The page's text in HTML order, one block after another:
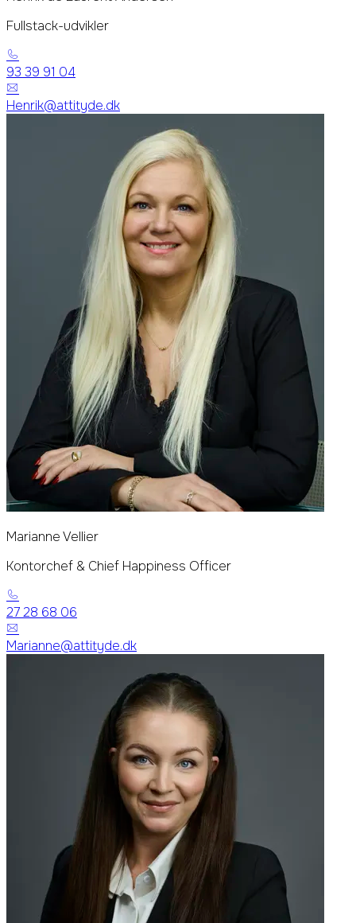
Fullstack-udvikler
93 39 91 04
Henrik@attityde.dk
Marianne Vellier
Kontorchef & Chief Happiness Officer
27 28 68 06
Marianne@attityde.dk